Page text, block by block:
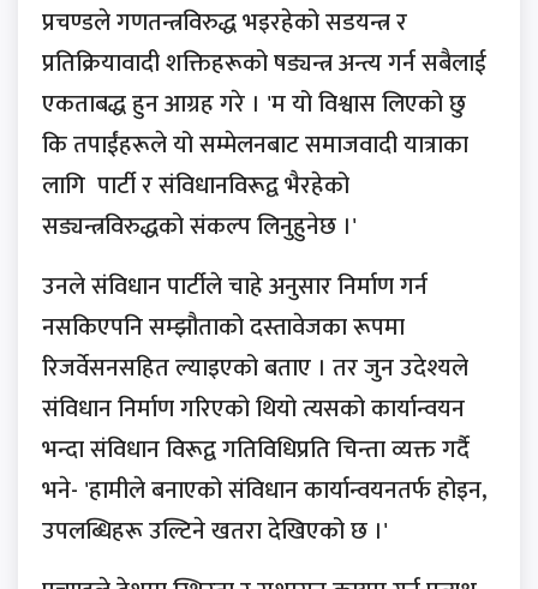
प्रचण्डले गणतन्त्रविरुद्ध भइरहेको सडयन्त्र र
प्रतिक्रियावादी शक्तिहरूको षड्यन्त्र अन्त्य गर्न सबैलाई
एकताबद्ध हुन आग्रह गरे । 'म यो विश्वास लिएको छु
कि तपाईंहरूले यो सम्मेलनबाट समाजवादी यात्राका
लागि पार्टी र संविधानविरूद्व भैरहेको
सड्यन्त्रविरुद्धको संकल्प लिनुहुनेछ ।'
उनले संविधान पार्टीले चाहे अनुसार निर्माण गर्न
नसकिएपनि सम्झौताको दस्तावेजका रूपमा
रिजर्वेसनसहित ल्याइएको बताए । तर जुन उदेश्यले
संविधान निर्माण गरिएको थियो त्यसको कार्यान्वयन
भन्दा संविधान विरूद्व गतिविधिप्रति चिन्ता व्यक्त गर्दै
भने- 'हामीले बनाएको संविधान कार्यान्वयनतर्फ होइन,
उपलब्धिहरू उल्टिने खतरा देखिएको छ ।'